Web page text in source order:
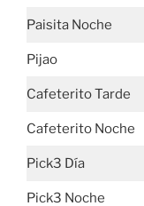
Paisita Noche
Pijao
Cafeterito Tarde
Cafeterito Noche
Pick3 Día
Pick3 Noche